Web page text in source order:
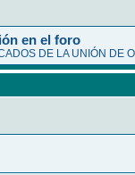
en el foro
DE LA UNIÓN DE